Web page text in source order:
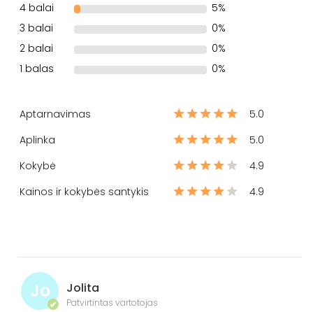
4 balai
5%
3 balai
0%
2 balai
0%
1 balas
0%
Aptarnavimas
5.0
Aplinka
5.0
Kokybė
4.9
Kainos ir kokybės santykis
4.9
Jo
✔
Jolita
Patvirtintas vartotojas